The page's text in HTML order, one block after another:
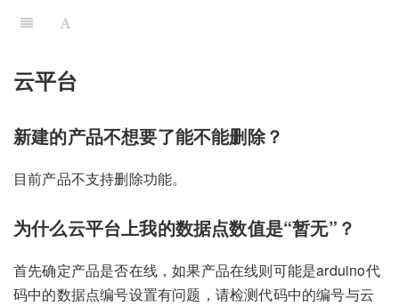
云平台
新建的产品不想要了能不能删除？
目前产品不支持删除功能。
为什么云平台上我的数据点数值是“暂无”？
首先确定产品是否在线，如果产品在线则可能是arduino代
码中的数据点编号设置有问题，请检测代码中的编号与云